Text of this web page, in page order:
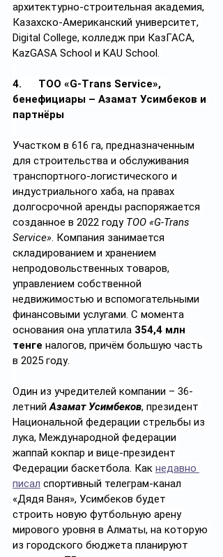
архитектурно-строительная академия,
Казахско-Американский университет,
Digital College, колледж при КазГАСА,
KazGASA School и KAU School.
4.      ТОО «G-Trans Service»,
бенефициары – Азамат Усимбеков и
партнёры
Участком в 616 га, предназначенным
для строительства и обслуживания
транспортного-логистического и
индустриального хаба, на правах
долгосрочной аренды распоряжается
созданное в 2022 году ТОО «G-Trans
Service». Компания занимается
складированием и хранением
непродовольственных товаров,
управлением собственной
недвижимостью и вспомогательными
финансовыми услугами. С момента
основания она уплатила 354,4 млн
тенге налогов, причём большую часть
в 2025 году.
Один из учредителей компании – 36-
летний Азамат Усимбеков, президент
Национальной федерации стрельбы из
лука, Международной федерации
жаппай кокпар и вице-президент
Федерации баскетбола. Как недавно
писал спортивный телеграм-канал
«Дядя Ваня», Усимбеков будет
строить новую футбольную арену
мирового уровня в Алматы, на которую
из городского бюджета планируют